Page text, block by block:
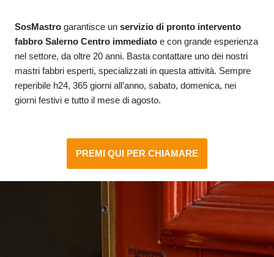
SosMastro garantisce unservizio di pronto intervento
fabbro Salerno Centro immediato e con grande esperienza
nel settore, da oltre 20 anni. Basta contattare uno dei nostri
mastri fabbri esperti, specializzati in questa attività. Sempre
reperibile h24, 365 giorni all’anno, sabato, domenica, nei
giorni festivi e tutto il mese di agosto.
PREMI QUI PER CHIAMARE